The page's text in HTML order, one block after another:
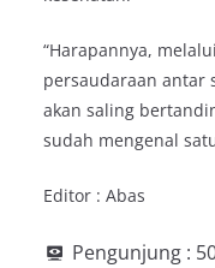
“Harapannya,
persaudaraan antar
akan saling
sudah mengenal
Editor : Abas
Pengunjung :